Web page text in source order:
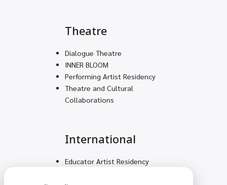
Theatre
Dialogue Theatre
INNER BLOOM
Performing Artist Residency
Theatre and Cultural
Collaborations
International
Educator Artist Residency